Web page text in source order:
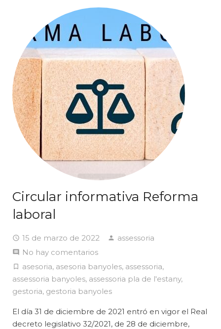
Circular informativa Reforma
laboral
15 de marzo de 2022
assessoria
No hay comentarios
asesoria, asesoria banyoles, assessoria,
assessoria banyoles, assessoria pla de l'estany,
gestoria, gestoria banyoles
El día 31 de diciembre de 2021 entró en vigor el Real
decreto legislativo 32/2021, de 28 de diciembre,